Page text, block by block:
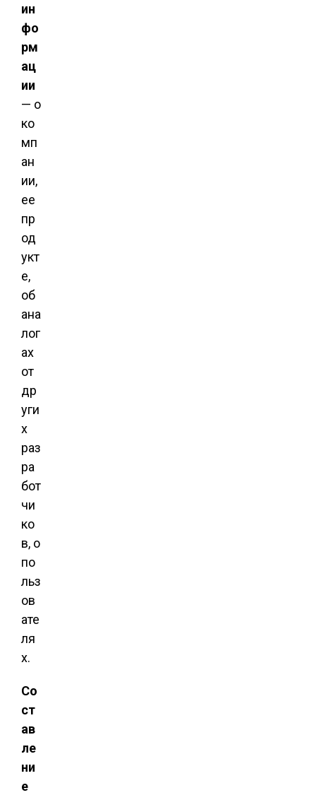
ин
фо
рм
ац
ии
— о
ко
мп
ан
ии,
ее
пр
од
укт
е,
об
ана
лог
ах
от
др
уги
х
раз
ра
бот
чи
ко
в, о
по
льз
ов
ате
ля
х.
Со
ст
ав
ле
ни
е